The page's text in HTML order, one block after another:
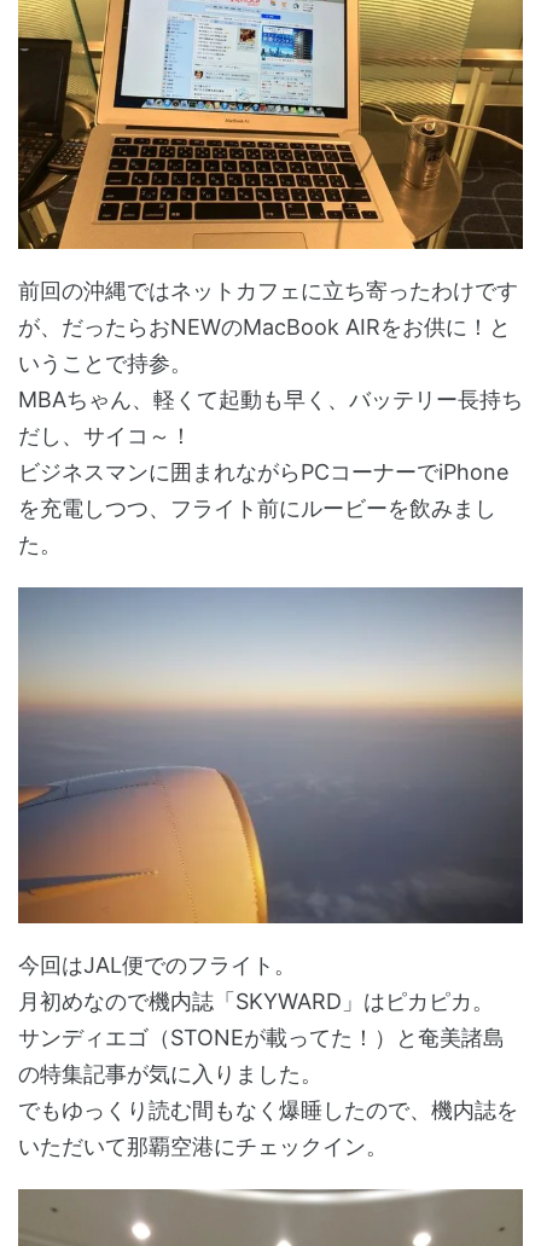
前回の沖縄ではネットカフェに立ち寄ったわけです
が、だったらおNEWのMacBook AIRをお供に！と
いうことで持参。
MBAちゃん、軽くて起動も早く、バッテリー長持ち
だし、サイコ～！
ビジネスマンに囲まれながらPCコーナーでiPhone
を充電しつつ、フライト前にルービーを飲みまし
た。
今回はJAL便でのフライト。
月初めなので機内誌「SKYWARD」はピカピカ。
サンディエゴ（STONEが載ってた！）と奄美諸島
の特集記事が気に入りました。
でもゆっくり読む間もなく爆睡したので、機内誌を
いただいて那覇空港にチェックイン。